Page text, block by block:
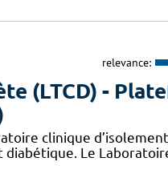
relevance:
(LTCD) -
clinique
Le